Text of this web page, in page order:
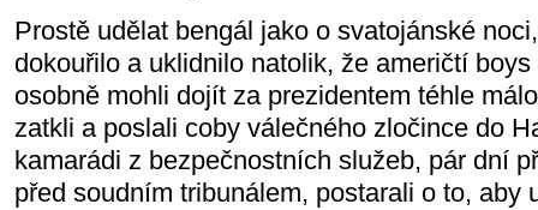
Prostě udělat bengál jako o svatojánské
dokouřilo a uklidnilo natolik, že američtí
osobně mohli dojít za prezidentem téhle
zatkli a poslali coby válečného zločince do
kamarádi z bezpečnostních služeb, pár dní
před soudním tribunálem, postarali o to, aby